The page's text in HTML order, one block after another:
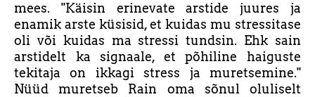
mees. "Käisin erinevate arstide juures ja
enamik arste küsisid, et kuidas mu stressitase
oli või kuidas ma stressi tundsin. Ehk sain
arstidelt ka signaale, et põhiline haiguste
tekitaja on ikkagi stress ja muretsemine."
Nüüd muretseb Rain oma sõnul oluliselt